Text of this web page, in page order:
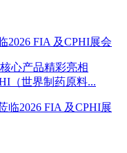
2026 FIA 及CPHI展会
心产品精彩亮相
（世界制药原料...